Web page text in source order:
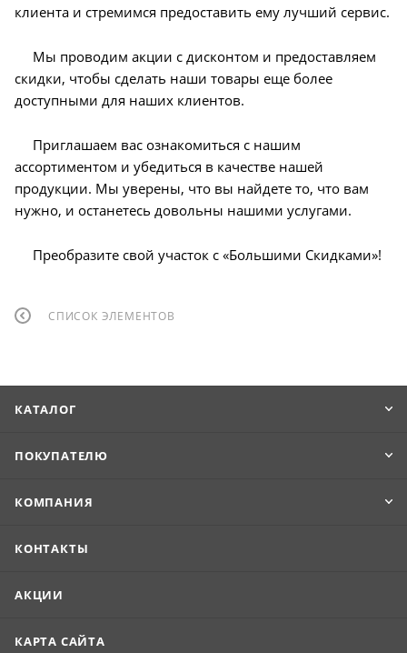
клиента и стремимся предоставить ему лучший сервис.
Мы проводим акции с дисконтом и предоставляем
скидки, чтобы сделать наши товары еще более
доступными для наших клиентов.
Приглашаем вас ознакомиться с нашим
ассортиментом и убедиться в качестве нашей
продукции. Мы уверены, что вы найдете то, что вам
нужно, и останетесь довольны нашими услугами.
Преобразите свой участок с «Большими Скидками»!
СПИСОК ЭЛЕМЕНТОВ
КАТАЛОГ
ПОКУПАТЕЛЮ
КОМПАНИЯ
КОНТАКТЫ
АКЦИИ
КАРТА САЙТА